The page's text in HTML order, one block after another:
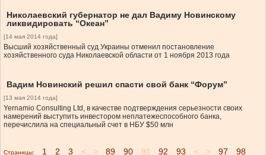
Николаевский губернатор не дал Вадиму Новинскому
ликвидировать “Океан”
[14 мая 2014 года]
Высший хозяйственный суд Украины отменил постановление
хозяйственного суда Николаевской области от 1 ноября 2013 года
Вадим Новинский решил спасти свой банк “Форум”
[13 мая 2014 года]
Yernamio Consulting Ltd, в качестве подтверждения серьезности своих
намерений выступить инвестором неплатежеспособного банка,
перечислила на специальный счет в НБУ $50 млн
Страницы: 1 2 3 <...> 89 90 91 92 93 <...> 97 98